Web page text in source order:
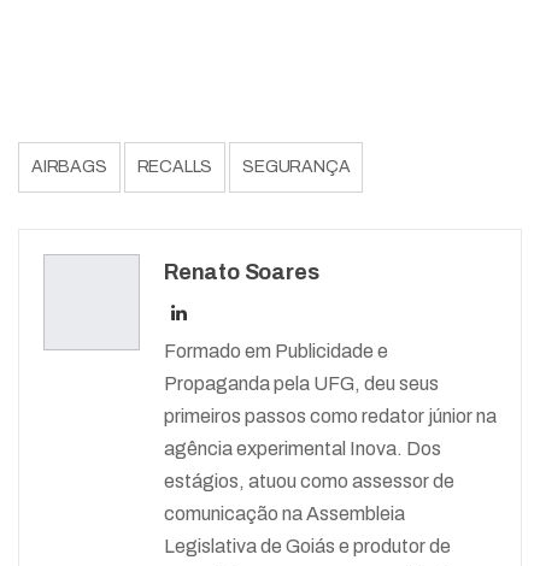
AIRBAGS RECALLS SEGURANÇA
Renato Soares
Formado em Publicidade e
Propaganda pela UFG, deu seus
primeiros passos como redator júnior na
agência experimental Inova. Dos
estágios, atuou como assessor de
comunicação na Assembleia
Legislativa de Goiás e produtor de